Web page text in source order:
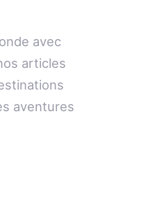
avec
articles
aventures